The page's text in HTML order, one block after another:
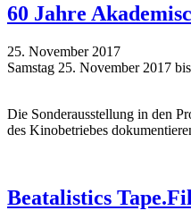
60 Jahre
25. November 2017
Samstag 25. November 2017
Die Sonderausstellung in den
des Kinobetriebes
Beatalistics